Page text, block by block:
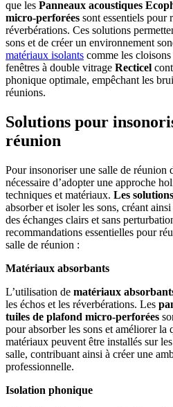
que les Panneaux acoustiques
micro-perforées sont essentiels pour
réverbérations. Ces solutions
sons et de créer un environnement
matériaux isolants comme les
fenêtres à double vitrage Recticel
phonique optimale, empêchant les
réunions.
Solutions pour
réunion
Pour insonoriser une salle de réunion
nécessaire d’adopter une approche
techniques et matériaux. Les
absorber et isoler les sons, créant
des échanges clairs et sans
recommandations essentielles pour
salle de réunion :
Matériaux absorbants
L’utilisation de matériaux
les échos et les réverbérations. Les
tuiles de plafond micro-perforées
pour absorber les sons et améliorer la
matériaux peuvent être installés sur
salle, contribuant ainsi à créer une
professionnelle.
Isolation phonique